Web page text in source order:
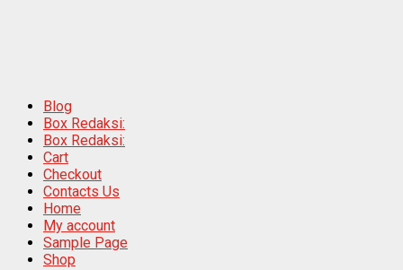
Blog
Box Redaksi:
Box Redaksi:
Cart
Checkout
Contacts Us
Home
My account
Sample Page
Shop